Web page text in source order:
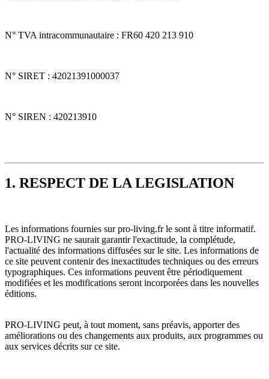
N° TVA intracommunautaire : FR60 420 213 910
N° SIRET : 42021391000037
N° SIREN : 420213910
1. RESPECT DE LA LEGISLATION
Les informations fournies sur pro-living.fr le sont à titre informatif.
PRO-LIVING ne saurait garantir l'exactitude, la complétude,
l'actualité des informations diffusées sur le site. Les informations de
ce site peuvent contenir des inexactitudes techniques ou des erreurs
typographiques. Ces informations peuvent être périodiquement
modifiées et les modifications seront incorporées dans les nouvelles
éditions.
PRO-LIVING peut, à tout moment, sans préavis, apporter des
améliorations ou des changements aux produits, aux programmes ou
aux services décrits sur ce site.